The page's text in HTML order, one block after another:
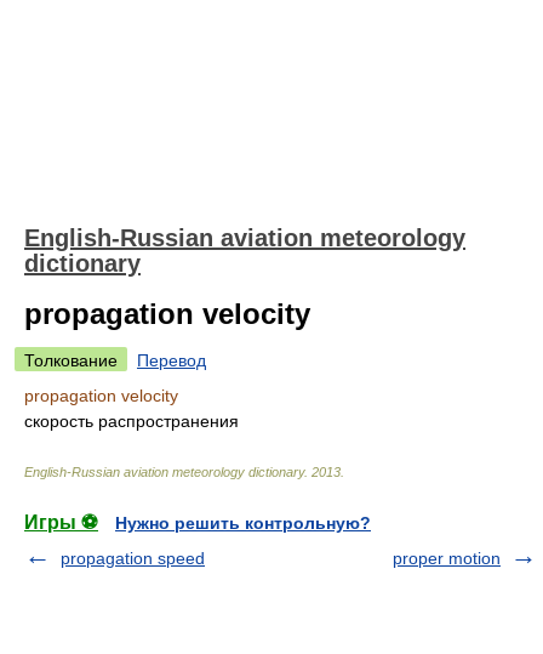
English-Russian aviation meteorology
dictionary
propagation velocity
Толкование
Перевод
propagation velocity
скорость распространения
English-Russian aviation meteorology dictionary. 2013
Игры ⚽
Нужно решить контрольную?
propagation speed
proper motion